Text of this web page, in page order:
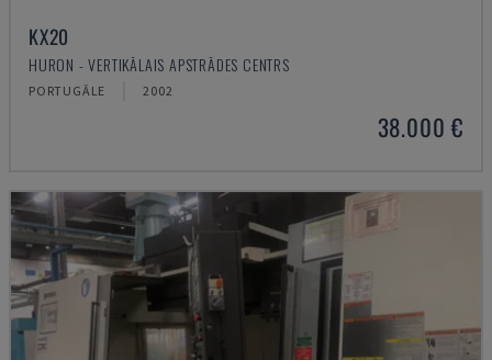
KX20
HURON - VERTIKĀLAIS APSTRĀDES CENTRS
PORTUGĀLE 2002
38.000 €